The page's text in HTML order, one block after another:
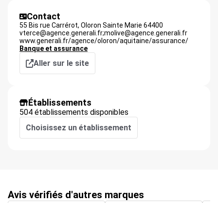
Contact
55 Bis rue Carrérot, Oloron Sainte Marie 64400
vterce@agence.generali.fr;molive@agence.generali.fr
www.generali.fr/agence/oloron/aquitaine/assurance/
Banque et assurance
Aller sur le site
Établissements
504 établissements disponibles
Choisissez un établissement
Avis vérifiés d'autres marques